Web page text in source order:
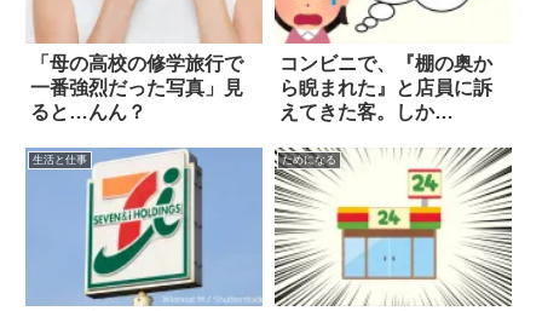
「母の高校の修学旅行で
一番強烈だった写真」見
ると…んん？
コンビニで、『棚の奥か
ら睨まれた』と店員に訴
えてきた客。しか
生活と仕事 ためになる